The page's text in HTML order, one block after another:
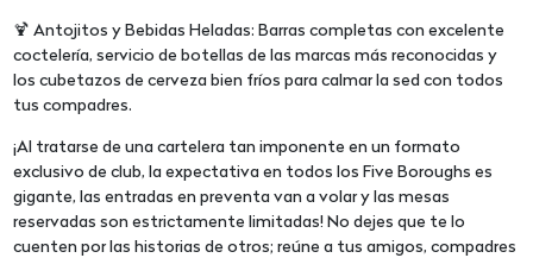
🍹 Antojitos y Bebidas Heladas: Barras completas con excelente
coctelería, servicio de botellas de las marcas más reconocidas y
los cubetazos de cerveza bien fríos para calmar la sed con todos
tus compadres.
¡Al tratarse de una cartelera tan imponente en un formato
exclusivo de club, la expectativa en todos los Five Boroughs es
gigante, las entradas en preventa van a volar y las mesas
reservadas son estrictamente limitadas! No dejes que te lo
cuenten por las historias de otros; reúne a tus amigos, compadres